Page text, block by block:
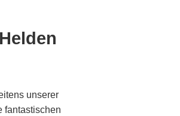
unserer
fantastischen